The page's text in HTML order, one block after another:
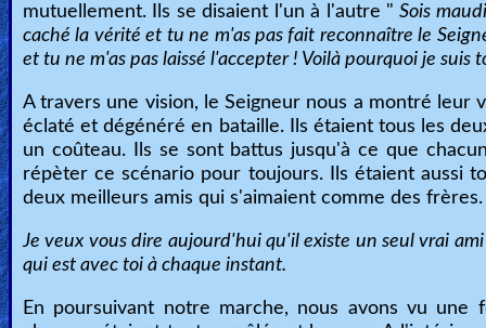
mutuellement. Ils se disaient l'un à l'autre "Sois
caché la vérité et tu ne m'as pas fait reconnaître le
et tu ne m'as pas laissé l'accepter ! Voilà pourquoi je
A travers une vision, le Seigneur nous a montré leur
éclaté et dégénéré en bataille. Ils étaient tous les
un coûteau. Ils se sont battus jusqu'à ce que
répèter ce scénario pour toujours. Ils étaient aussi
deux meilleurs amis qui s'aimaient comme des frères.
Je veux vous dire aujourd'hui qu'il existe un seul vrai
qui est avec toi à chaque instant.
En poursuivant notre marche, nous avons vu une